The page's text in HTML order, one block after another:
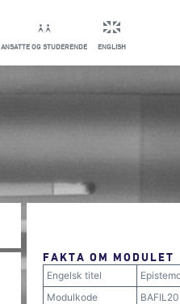
ANSATTE OG STUDERENDE ENGLISH
FAKTA OM MODULET
Engelsk titel
Modulkode